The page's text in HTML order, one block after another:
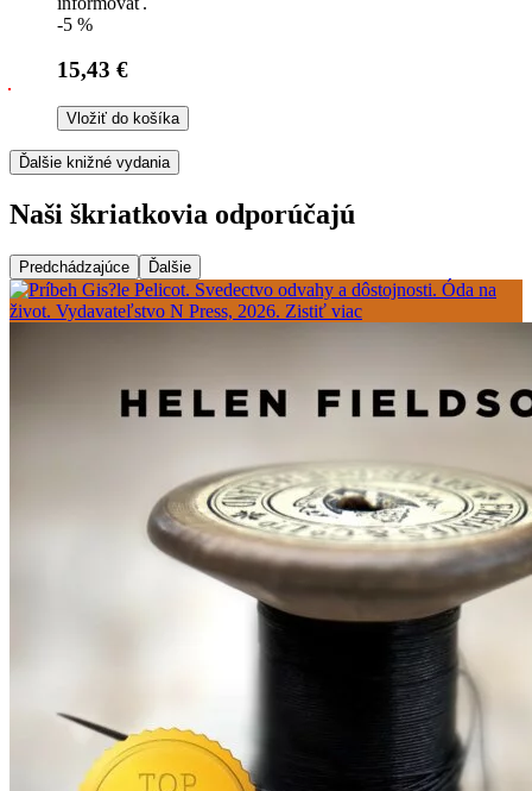
-5 %
15,43 €
Vložiť do košíka
Ďalšie knižné vydania
Naši škriatkovia odporúčajú
Predchádzajúce Ďalšie